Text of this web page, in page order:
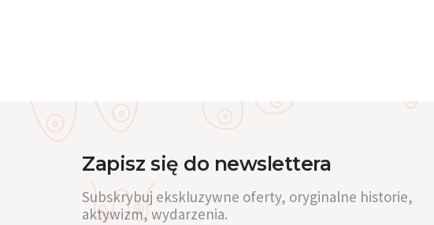
Zapisz się do newslettera
Subskrybuj ekskluzywne oferty, oryginalne historie,
aktywizm, wydarzenia.